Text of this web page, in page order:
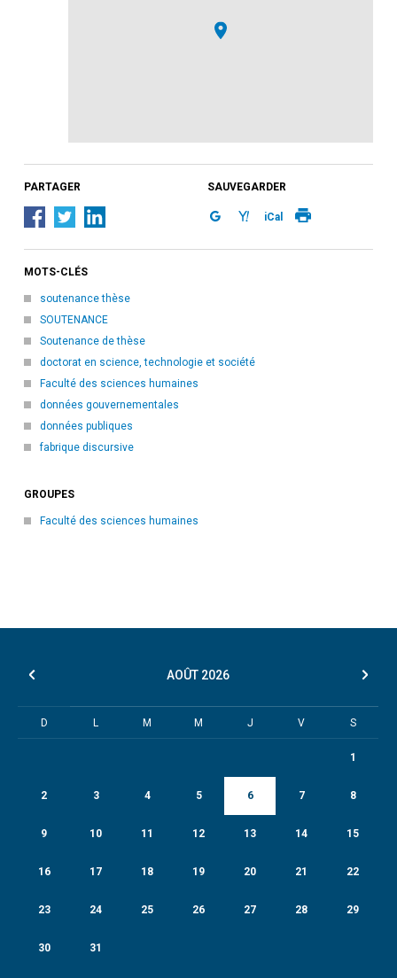
PARTAGER SAUVEGARDER
iCal
MOTS-CLÉS
soutenance thèse
SOUTENANCE
Soutenance de thèse
doctorat en science, technologie et société
Faculté des sciences humaines
données gouvernementales
données publiques
fabrique discursive
GROUPES
Faculté des sciences humaines
AOÛT 2026
D L M M J V S
1
2 3 4 5 6 7 8
9 10 11 12 13 14 15
16 17 18 19 20 21 22
23 24 25 26 27 28 29
30 31